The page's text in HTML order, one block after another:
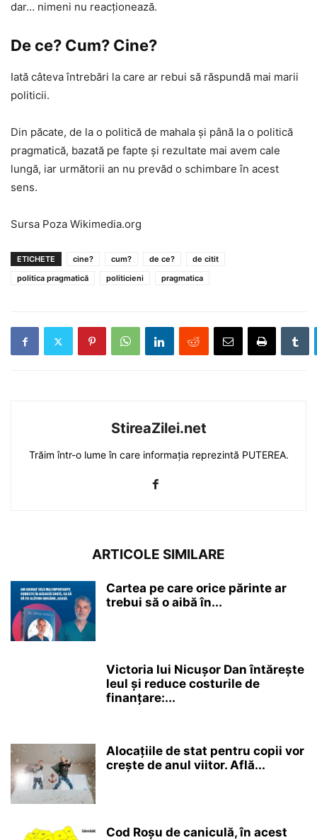
dar… nimeni nu reacționează.
De ce? Cum? Cine?
Iată câteva întrebări la care ar rebui să răspundă mai marii
politicii.
Din păcate, de la o politică de mahala și până la o politică
pragmatică, bazată pe fapte și rezultate mai avem cale
lungă, iar următorii an nu prevăd o schimbare în acest
sens.
Sursa Poza Wikimedia.org
ETICHETE cine? cum? de ce?
de citit
politica pragmatică
politicieni pragmatica
StireaZilei.net
Trăim într-o lume în care informația reprezintă PUTEREA.
ARTICOLE SIMILARE
Cartea pe care orice părinte ar
trebui să o aibă în...
Victoria lui Nicușor Dan întărește
leul și reduce costurile de
finanțare:...
Alocațiile de stat pentru copii vor
crește de anul viitor. Află...
Cod Roșu de caniculă, în acest